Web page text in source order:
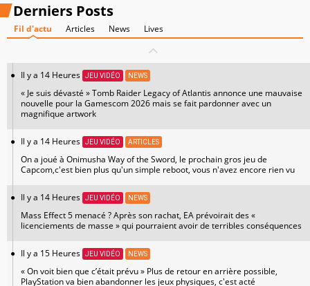
Derniers Posts
Fil d'actu Articles News Lives
Il y a 14 Heures JEU VIDÉO NEWS
« Je suis dévasté » Tomb Raider Legacy of Atlantis annonce une mauvaise
nouvelle pour la Gamescom 2026 mais se fait pardonner avec un
magnifique artwork
Il y a 14 Heures JEU VIDÉO ARTICLES
On a joué à Onimusha Way of the Sword, le prochain gros jeu de
Capcom,c'est bien plus qu'un simple reboot, vous n'avez encore rien vu
Il y a 14 Heures JEU VIDÉO NEWS
Mass Effect 5 menacé ? Après son rachat, EA prévoirait des «
licenciements de masse » qui pourraient avoir de terribles conséquences
Il y a 15 Heures JEU VIDÉO NEWS
« On voit bien que c’était prévu » Plus de retour en arrière possible,
PlayStation va bien abandonner les jeux physiques, c'est acté